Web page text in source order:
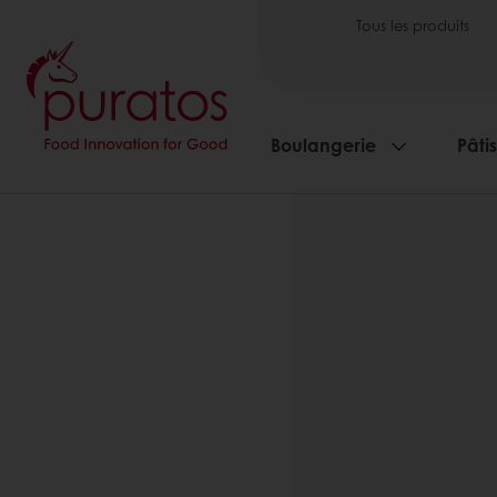
Tous les produits
Boulangerie